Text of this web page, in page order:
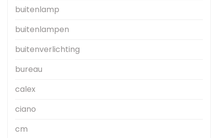
buitenlamp
buitenlampen
buitenverlichting
bureau
calex
ciano
cm